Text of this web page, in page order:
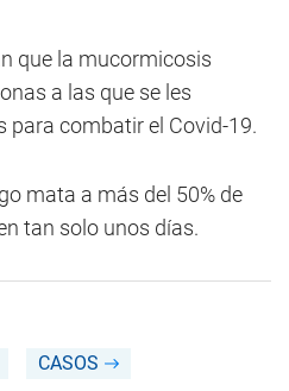
que la mucormicosis
a las que se les
para combatir el Covid-19.
mata a más del 50% de
tan solo unos días.
CASOS